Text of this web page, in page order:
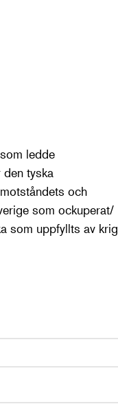
ledde
tyska
och
som ockuperat/
som uppfyllts av krig